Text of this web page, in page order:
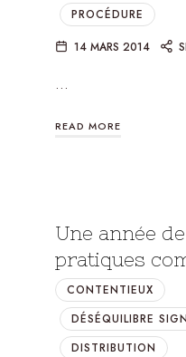
PROCÉDURE
14 MARS 2014
…
READ MORE
Une année
pratiques
CONTENTIEUX
DÉSÉQUILIBRE
DISTRIBUTION